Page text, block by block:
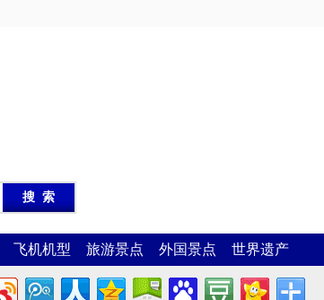
飞机机型 旅游景点 外国景点 世界遗产